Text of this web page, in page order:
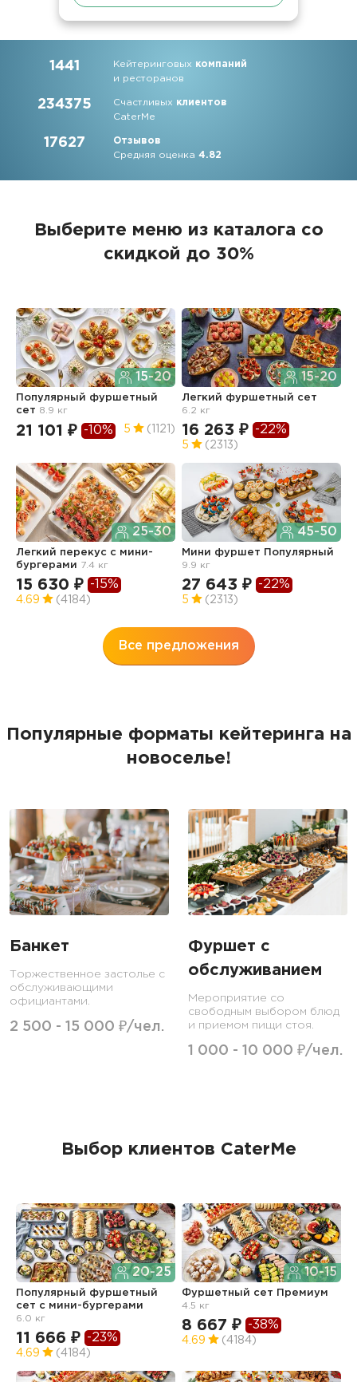
1441 Кейтеринговых компаний
и ресторанов
234375 Счастливых клиентов
CaterMe
17627
Отзывов
Средняя оценка4.82
Выберите меню из каталога со
скидкой до 30%
15-20
Популярный фуршетный
сет 8.9 кг
21 101 ₽ -10% 5 (1121)
15-20
Легкий фуршетный сет
6.2 кг
16 263 ₽ -22%
5 (2313)
25-30
Легкий перекус c мини-
бургерами 7.4 кг
15 630 ₽ -15%
4.69 (4184)
45-50
Мини фуршет Популярный
9.9 кг
27 643 ₽ -22%
5 (2313)
Все предложения
Популярные форматы кейтеринга на
новоселье!
Банкет
Торжественное застолье с
обслуживающими
официантами.
2 500 - 15 000 ₽/чел.
Фуршет с
обслуживанием
Мероприятие со
свободным выбором блюд
и приемом пищи стоя.
1 000 - 10 000 ₽/чел.
Выбор клиентов CaterMe
20-25
Популярный фуршетный
сет c мини-бургерами
6.0 кг
11 666 ₽ -23%
4.69 (4184)
10-15
Фуршетный сет Премиум
4.5 кг
8 667 ₽ -38%
4.69 (4184)